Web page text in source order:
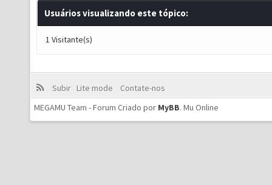
Usuários visualizando este tópico:
1 Visitante(s)
Subir Lite mode
Contate-nos
MEGAMU Team - Forum Criado por MyBB. Mu Online